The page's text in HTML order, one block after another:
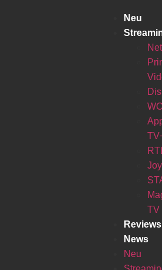
Neu
TV
Reviews
News
Neu